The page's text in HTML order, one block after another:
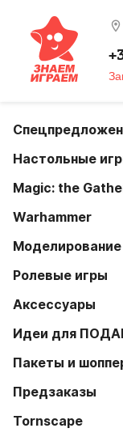
room
Настольные
Magic: the
Warhammer
Моделирование
Ролевые игры
Аксессуары
Идеи для
Пакеты и
Предзаказы
Tornscape